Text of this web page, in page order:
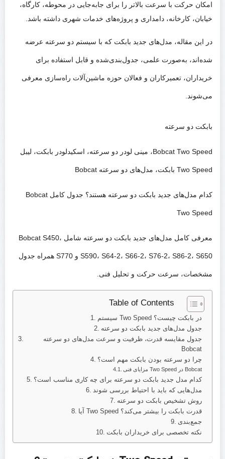
امکان حرکت با سرعت بالاتر را برای جابه‌جایی در محوطه، کارگاه،
خیابان، کارخانه، دامداری و پروژه‌های خدمات شهری داشته باشد.
در این مقاله، مدل‌های جدید بابکت که با سیستم دو سرعته عرضه
شده‌اند، به‌صورت علمی، جدول‌بندی‌شده و قابل استفاده برای
خریداران، تعمیرکاران و فعالان حوزه ماشین‌آلات راه‌سازی معرفی
می‌شوند.
بابکت دو سرعته
Bobcat Two Speed، مینی لودر دو سرعته، اسکیدلودر بابکت، لیبل
Two Speed بابکت، مدل‌های دو سرعته Bobcat
کدام مدل‌های جدید بابکت دو سرعته هستند؟ جدول کامل Bobcat
Two Speed
معرفی کامل مدل‌های جدید بابکت دو سرعته شامل Bobcat S450،
S590، S64-2، S66-2، S76-2، S86-2، S650 و S770 همراه جدول
مشخصات، سرعت حرکت و تحلیل فنی.
Table of Contents
سیستم Two Speed در بابکت چیست؟
جدول مدل‌های جدید بابکت دو سرعته
جدول مقایسه قدرت، ظرفیت و سرعت مدل‌های دو سرعته
Bobcat
چرا دو سرعته بودن بابکت مهم است؟
مزایای فنی Two Speed در Bobcat
کدام مدل جدید بابکت دو سرعته برای چه کاری مناسب است؟
مدل‌هایی که باید با احتیاط بررسی شوند
روش تشخیص بابکت دو سرعته
آیا Two Speed قدرت بابکت را بیشتر می‌کند؟
جمع‌بندی
نکته تخصصی برای خریداران بابکت